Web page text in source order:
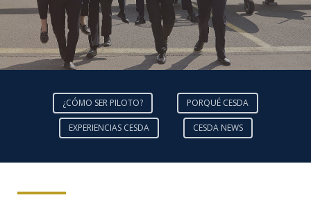
¿CÓMO SER PILOTO? PORQUÉ CESDA
EXPERIENCIAS CESDA CESDA NEWS